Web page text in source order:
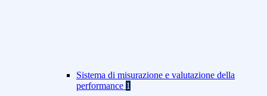
Sistema di misurazione e valutazione della
performance 1